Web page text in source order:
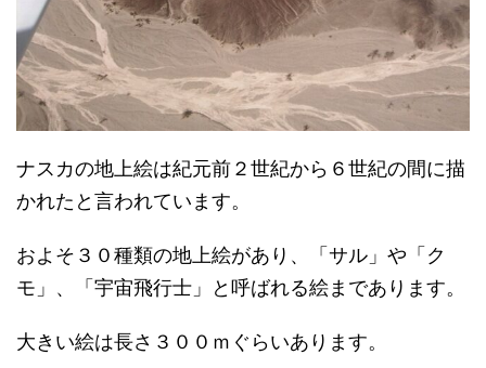
ナスカの地上絵は紀元前２世紀から６世紀の間に描
かれたと言われています。
およそ３０種類の地上絵があり、「サル」や「ク
モ」、「宇宙飛行士」と呼ばれる絵まであります。
大きい絵は長さ３００ｍぐらいあります。